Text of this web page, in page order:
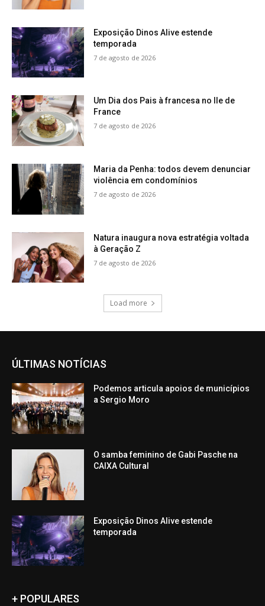
Exposição Dinos Alive estende
temporada
7 de agosto de 2026
Um Dia dos Pais à francesa no Ile de
France
7 de agosto de 2026
Maria da Penha: todos devem denunciar
violência em condomínios
7 de agosto de 2026
Natura inaugura nova estratégia voltada
à Geração Z
7 de agosto de 2026
Load more
ÚLTIMAS NOTÍCIAS
Podemos articula apoios de municípios
a Sergio Moro
O samba feminino de Gabi Pasche na
CAIXA Cultural
Exposição Dinos Alive estende
temporada
+ POPULARES